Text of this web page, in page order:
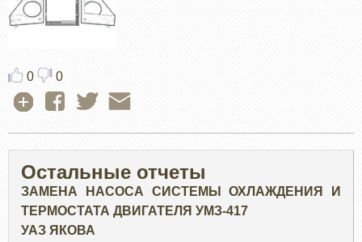
0 0
Остальные отчеты
ЗАМЕНА НАСОСА СИСТЕМЫ ОХЛАЖДЕНИЯ И
ТЕРМОСТАТА ДВИГАТЕЛЯ УМЗ-417
УАЗ ЯКОВА